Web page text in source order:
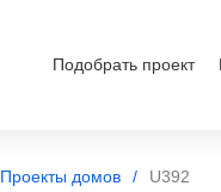
Подобрать проект
Проекты домов U392